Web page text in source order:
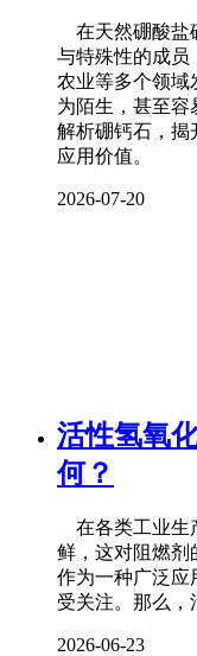
在天然硼酸盐
与特殊性的成员
农业等多个领域
为陌生，甚至容
解析硼钙石，揭
应用价值。
2026-07-20
活性氢氧
何？
在各类工业生
鲜，这对阻燃剂
作为一种广泛应
受关注。那么，
2026-06-23